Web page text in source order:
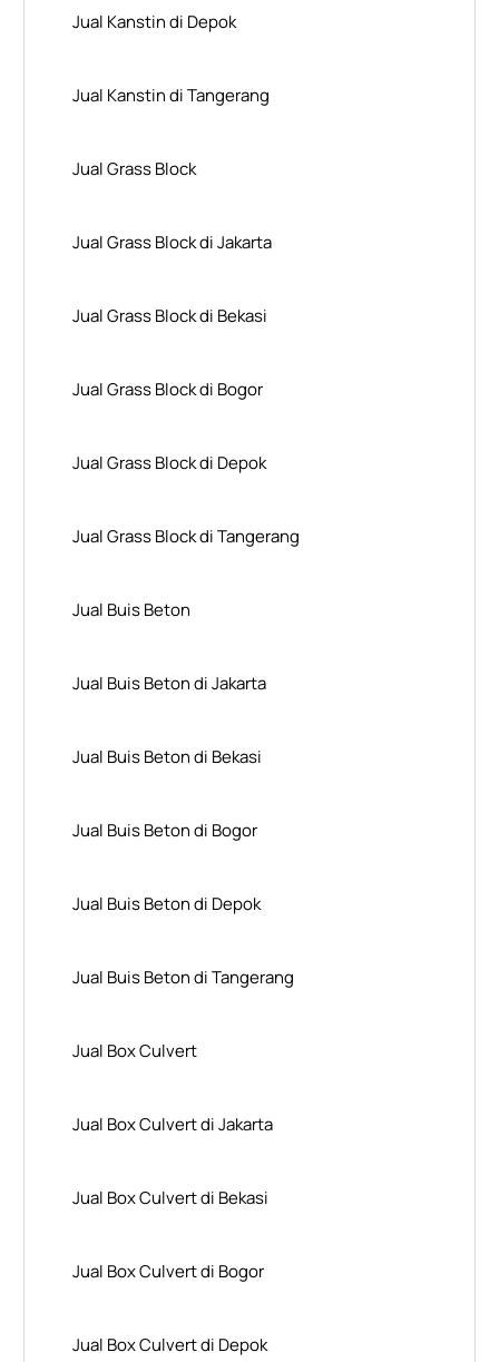
Jual Kanstin di Depok
Jual Kanstin di Tangerang
Jual Grass Block
Jual Grass Block di Jakarta
Jual Grass Block di Bekasi
Jual Grass Block di Bogor
Jual Grass Block di Depok
Jual Grass Block di Tangerang
Jual Buis Beton
Jual Buis Beton di Jakarta
Jual Buis Beton di Bekasi
Jual Buis Beton di Bogor
Jual Buis Beton di Depok
Jual Buis Beton di Tangerang
Jual Box Culvert
Jual Box Culvert di Jakarta
Jual Box Culvert di Bekasi
Jual Box Culvert di Bogor
Jual Box Culvert di Depok